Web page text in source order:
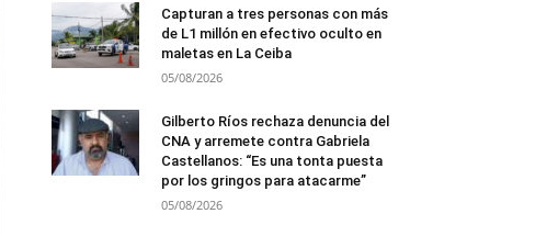
Capturan a tres personas con más
de L1 millón en efectivo oculto en
maletas en La Ceiba
05/08/2026
Gilberto Ríos rechaza denuncia del
CNA y arremete contra Gabriela
Castellanos: “Es una tonta puesta
por los gringos para atacarme”
05/08/2026